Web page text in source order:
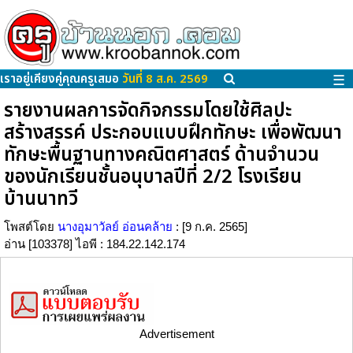
เราอยู่เคียงคู่คุณครูเสมอ วันที่ 8 ส.ค. 2569 ☰
รายงานผลการจัดกิจกรรมโดยใช้ศิลปะ
สร้างสรรค์ ประกอบแบบฝึกทักษะ เพื่อพัฒนา
ทักษะพื้นฐานทางคณิตศาสตร์ ด้านจำนวน
ของนักเรียนชั้นอนุบาลปีที่ 2/2 โรงเรียน
บ้านนาทวี
โพสต์โดย นางอุมาวัลย์ อ่อนคล้าย : [9 ก.ค. 2565]
อ่าน [103378] ไอพี : 184.22.142.174
Advertisement